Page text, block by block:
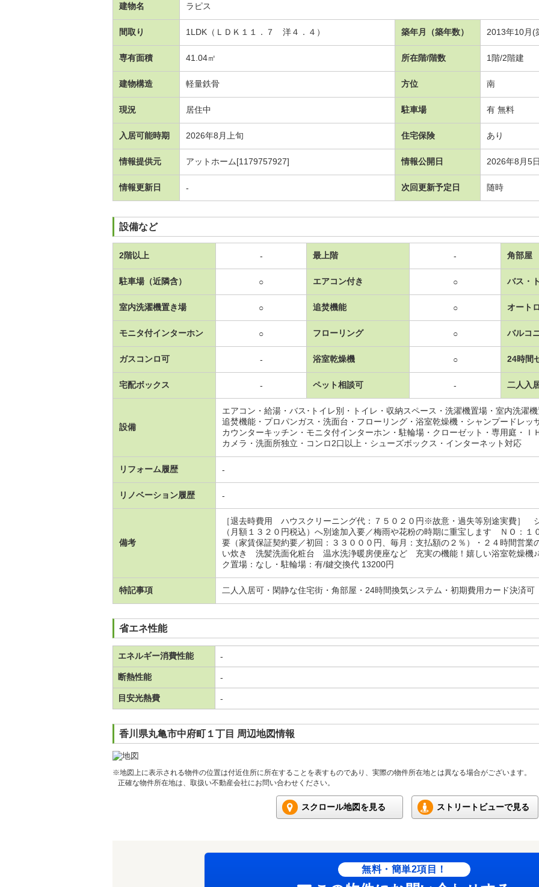
建物名 ラピス
間取り 1LDK（ＬＤＫ１１．７ 洋４．４） 築年月（築年数） 2013年10月(
専有面積 41.04㎡ 所在階/階数 1階/2階建
建物構造 軽量鉄骨 方位 南
現況 居住中 駐車場 有 無料
入居可能時期 2026年8月上旬 住宅保険 あり
情報提供元 アットホーム[1179757927] 情報公開日 2026年8月5日
情報更新日 - 次回更新予定日 随時
設備など
2階以上 - 最上階 - 角部屋
駐車場（近隣含） ○ エアコン付き ○ バス・
室内洗濯機置き場 ○ 追焚機能 ○ オート
モニタ付インターホン ○ フローリング ○ バルコ
ガスコンロ可 - 浴室乾燥機 ○ 24時間
宅配ボックス - ペット相談可 - 二人入
設備
エアコン・給湯・バス･トイレ別・トイレ・収納スペース・洗濯機置場・室内洗濯
追焚機能・プロパンガス・洗面台・フローリング・浴室乾燥機・シャンプードレッ
カウンターキッチン・モニタ付インターホン・駐輪場・クローゼット・専用庭・Ｉ
カメラ・洗面所独立・コンロ2口以上・シューズボックス・インターネット対応
リフォーム履歴 -
リノベーション履歴 -
備考
［退去時費用 ハウスクリーニング代：７５０２０円※故意・過失等別途実費］
（月額１３２０円税込）へ別途加入要／梅雨や花粉の時期に重宝します ＮＯ：１
要（家賃保証契約要／初回：３３０００円、毎月：支払額の２％）・２４時間営
い炊き 洗髪洗面化粧台 温水洗浄暖房便座など 充実の機能！嬉しい浴室乾燥機♪
ク置場：なし・駐輪場：有/鍵交換代 13200円
特記事項 二人入居可・閑静な住宅街・角部屋・24時間換気システム・初期費用カード決済可
省エネ性能
エネルギー消費性能 -
断熱性能 -
目安光熱費 -
香川県丸亀市中府町１丁目 周辺地図情報
※地図上に表示される物件の位置は付近住所に所在することを表すものであり、実際の物件所在地とは異なる場合がございます。
正確な物件所在地は、取扱い不動産会社にお問い合わせください。
スクロール地図を見る ストリートビューで見る
無料・簡単2項目！